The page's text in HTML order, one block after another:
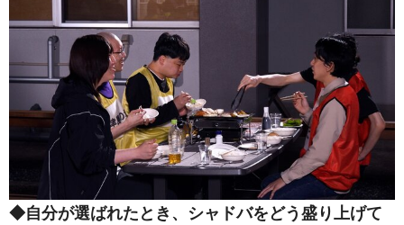
◆自分が選ばれたとき、シャドバをどう盛り上げて